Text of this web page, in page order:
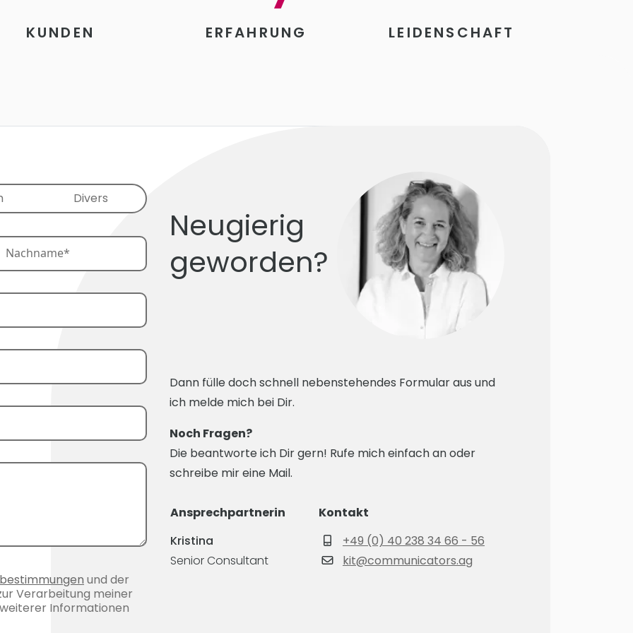
KUNDEN ERFAHRUNG LEIDENSCHAFT
Neugierig
geworden?
Dann fülle doch schnell nebenstehendes Formular aus und
ich melde mich bei Dir.
Noch Fragen?
Die beantworte ich Dir gern! Rufe mich einfach an oder
schreibe mir eine Mail.
Ansprechpartnerin
Kristina
Senior Consultant
Kontakt
+49 (0) 40 238 34 66 - 56
kit@communicators.ag
Divers
und der
Verarbeitung meiner
Informationen